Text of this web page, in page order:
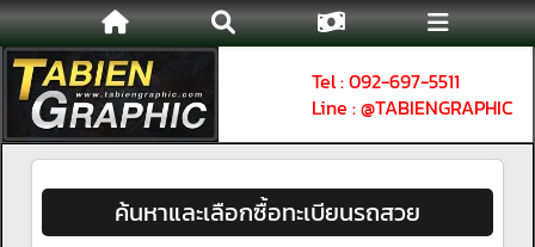
Tel : 092-697-5511
Line : @TABIENGRAPHIC
ค้นหาและเลือกซื้อทะเบียนรถสวย